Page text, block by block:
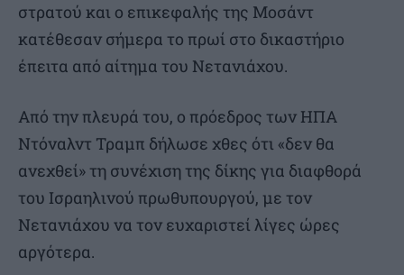
στρατού και ο επικεφαλής της Μοσάντ
κατέθεσαν σήμερα το πρωί στο δικαστήριο
έπειτα από αίτημα του Νετανιάχου.
Από την πλευρά του, ο πρόεδρος των ΗΠΑ
Ντόναλντ Τραμπ δήλωσε χθες ότι «δεν θα
ανεχθεί» τη συνέχιση της δίκης για διαφθορά
του Ισραηλινού πρωθυπουργού, με τον
Νετανιάχου να τον ευχαριστεί λίγες ώρες
αργότερα.